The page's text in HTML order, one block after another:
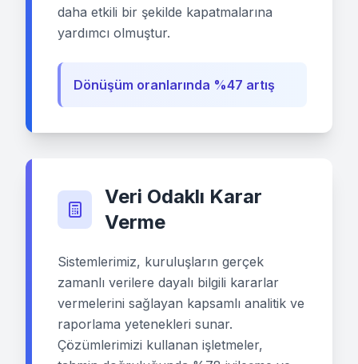
daha etkili bir şekilde kapatmalarına
yardımcı olmuştur.
Dönüşüm oranlarında %47 artış
Veri Odaklı Karar
Verme
Sistemlerimiz, kuruluşların gerçek
zamanlı verilere dayalı bilgili kararlar
vermelerini sağlayan kapsamlı analitik ve
raporlama yetenekleri sunar.
Çözümlerimizi kullanan işletmeler,